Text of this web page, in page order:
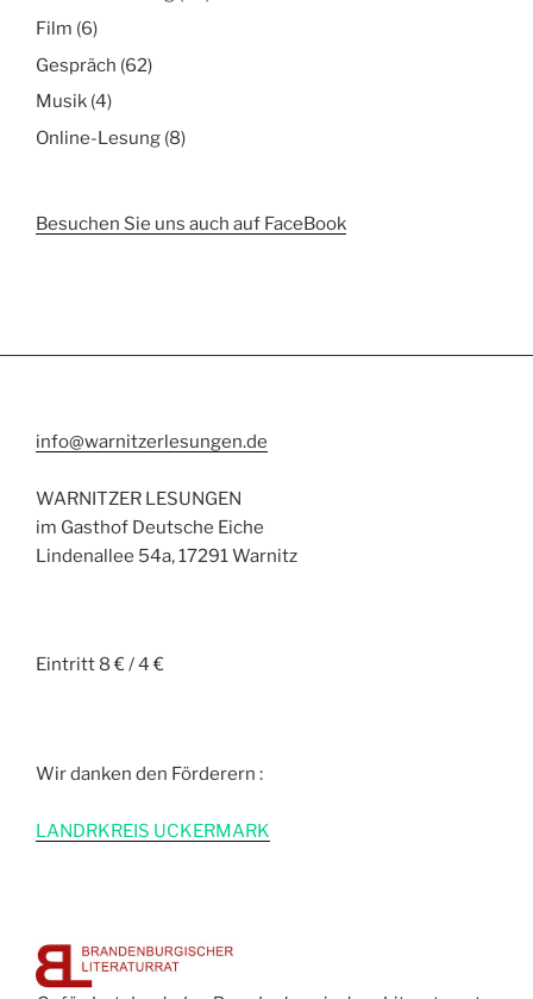
Film (6)
Gespräch (62)
Musik (4)
Online-Lesung (8)
Besuchen Sie uns auch auf FaceBook
info@warnitzerlesungen.de
WARNITZER LESUNGEN
im Gasthof Deutsche Eiche
Lindenallee 54a, 17291 Warnitz
Eintritt 8 € / 4 €
Wir danken den Förderern :
LANDRKREIS UCKERMARK